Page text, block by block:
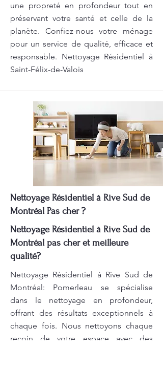
une propreté en profondeur tout en
préservant votre santé et celle de la
planète. Confiez-nous votre ménage
pour un service de qualité, efficace et
responsable. Nettoyage Résidentiel à
Saint-Félix-de-Valois
Nettoyage Résidentiel à Rive Sud de
Montréal Pas cher ?
Nettoyage Résidentiel à Rive Sud de
Montréal pas cher et meilleure
qualité?
Nettoyage Résidentiel à Rive Sud de
Montréal: Pomerleau se spécialise
dans le nettoyage en profondeur,
offrant des résultats exceptionnels à
chaque fois. Nous nettoyons chaque
recoin de votre espace avec des